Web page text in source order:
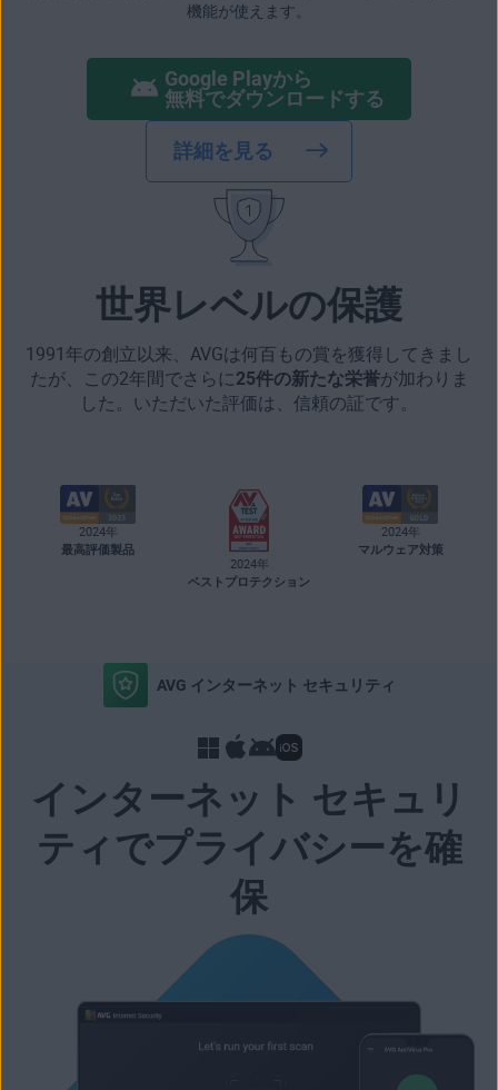
機能が使えます。
Google Playから
無料でダウンロードする
詳細を見る
世界レベルの保護
1991年の創立以来、AVGは何百もの賞を獲得してきまし
たが、この2年間でさらに25件の新たな栄誉が加わりま
した。いただいた評価は、信頼の証です。
2024年
最高評価製品
2024年
ベストプロテクション
2024年
マルウェア対策
AVG インターネット セキュリティ
インターネット セキュリ
ティでプライバシーを確
保